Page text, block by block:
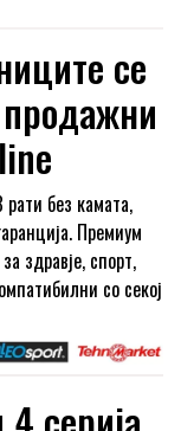
се
без камата,
Премиум
здравје, спорт,
со секој